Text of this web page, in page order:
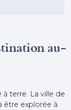
au-
à terre. La ville de
être explorée à